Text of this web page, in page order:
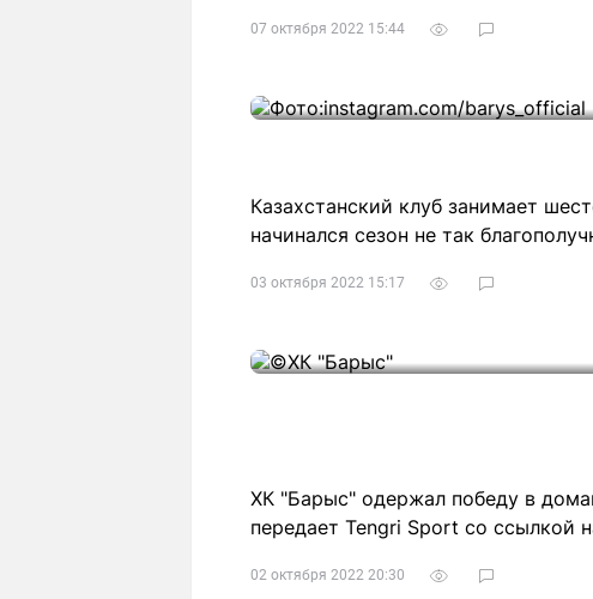
07 октября 2022 15:44
Казахстанский клуб занимает
начинался сезон не так
03 октября 2022 15:17
ХК "Барыс" одержал победу в
передает Tengri Sport со ссылкой
02 октября 2022 20:30